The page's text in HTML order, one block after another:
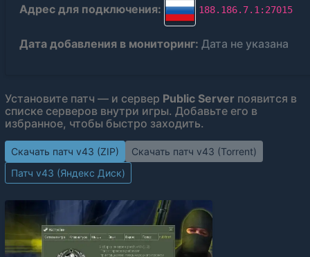
Адрес для подключения: 188.186.7.1:27015
Дата добавления в мониторинг: Дата не указана
Установите патч — и сервер Public Server появится в
списке серверов внутри игры. Добавьте его в
избранное, чтобы быстро заходить.
Скачать патч v43 (ZIP)
Скачать патч v43 (Torrent)
Патч v43 (Яндекс Диск)